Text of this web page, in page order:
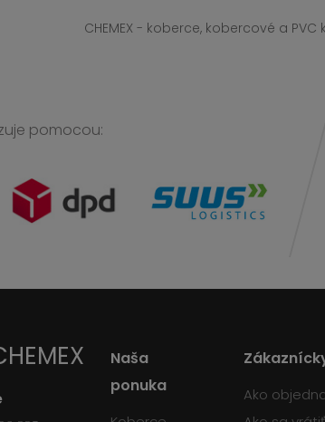
CHEMEX - koberce, kobercové a
pomocou:
Naša
ponuka
Ako